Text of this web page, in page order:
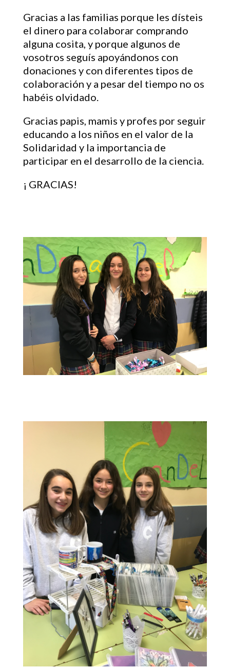
Gracias a las familias porque les dísteis
el dinero para colaborar comprando
alguna cosita, y porque algunos de
vosotros seguís apoyándonos con
donaciones y con diferentes tipos de
colaboración y a pesar del tiempo no os
habéis olvidado.
Gracias papis, mamis y profes por seguir
educando a los niños en el valor de la
Solidaridad y la importancia de
participar en el desarrollo de la ciencia.
¡ GRACIAS!